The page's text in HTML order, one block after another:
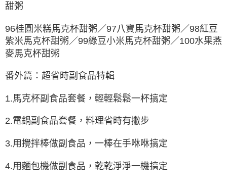
甜粥
96桂圓米糕馬克杯甜粥／97八寶馬克杯甜粥／98紅豆
紫米馬克杯甜粥／99綠豆小米馬克杯甜粥／100水果燕
麥馬克杯甜粥
番外篇：超省時副食品特輯
1.馬克杯副食品套餐，輕輕鬆鬆一杯搞定
2.電鍋副食品套餐，料理省時有撇步
3.用攪拌棒做副食品，一棒在手咻咻搞定
4.用麵包機做副食品，乾乾淨淨一機搞定